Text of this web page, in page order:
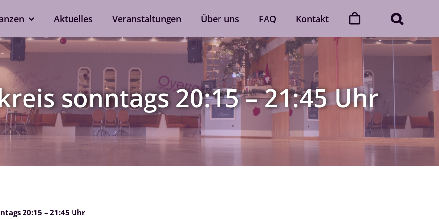
Tanzen ohne Partner
Line Dance
Single-Anmeldung
Privatstunden
Nach Verfügbarkeit auch gerne
bei eurem Wunschtrainer. Auch
Dance with friends
Der „Dance with friends“-Club
Mehr erfahren
Gutscheine
Momente voller Rhythmus und
Aktuelles Veranstaltungen Über uns FAQ Kontakt
sonntags 20:15 – 21:45 Uhr
20:15 – 21:45 Uhr